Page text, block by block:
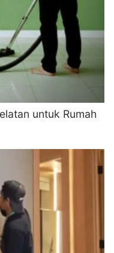
untuk Rumah